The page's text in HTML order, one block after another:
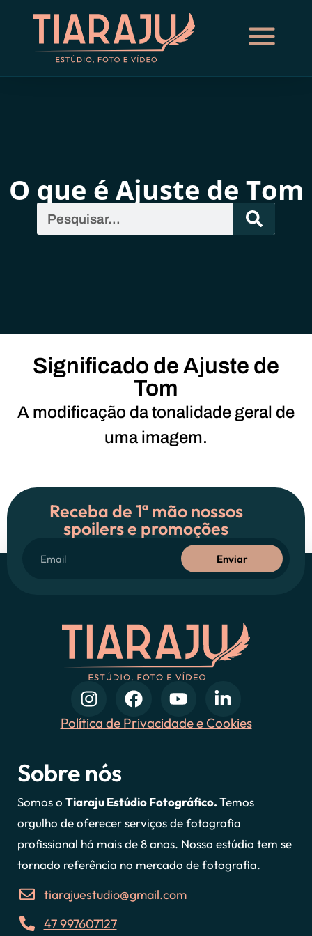
O que é Ajuste de Tom
Significado de Ajuste de
Tom
A modificação da tonalidade geral de
uma imagem.
Receba de 1ª mão nossos
spoilers e promoções
Enviar
Política de Privacidade e Cookies
Sobre nós
Somos o Tiaraju Estúdio Fotográfico.Temos
orgulho de oferecer serviços de fotografia
profissional há mais de 8 anos. Nosso estúdio tem se
tornado referência no mercado de fotografia.
tiarajuestudio@gmail.com
47 997607127